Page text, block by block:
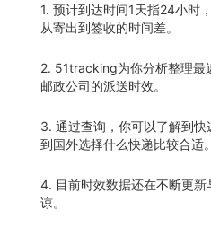
1. 预计到达时间1天指24小时
从寄出到签收的时间差。
2. 51tracking为你分析整理最
邮政公司的派送时效。
3. 通过查询，你可以了解到
到国外选择什么快递比较合适。
4. 目前时效数据还在不断更
谅。